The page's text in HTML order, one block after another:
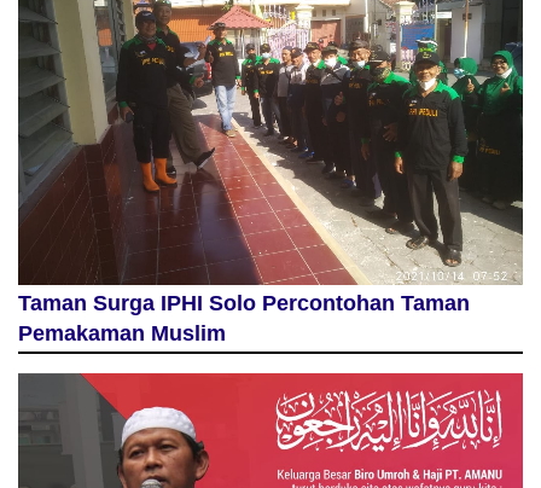
Taman Surga IPHI Solo Percontohan Taman
Pemakaman Muslim